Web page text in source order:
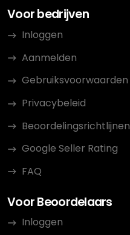
Voor bedrijven
Inloggen
Aanmelden
Gebruiksvoorwaarden
Privacybeleid
Beoordelingsrichtlijnen
Google Seller Rating
FAQ
Voor Beoordelaars
Inloggen